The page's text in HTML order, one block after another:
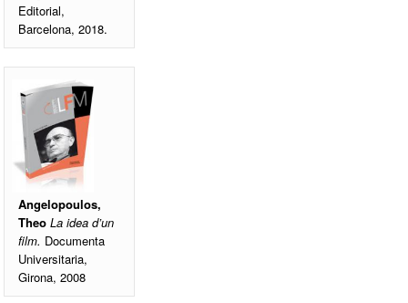
Editorial,
Barcelona, 2018.
Angelopoulos,
Theo La idea d’un
film. Documenta
Universitaria,
Girona, 2008